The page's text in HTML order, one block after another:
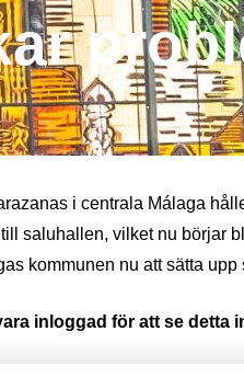
i centrala Málaga
saluhallen, vilket nu börjar
kommunen nu att sätta
inloggad för att se detta